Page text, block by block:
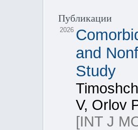
Публикации
2026
and
Study
V, Orlov
[INT J